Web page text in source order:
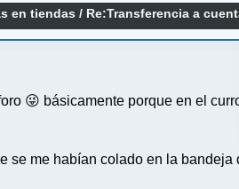
en tiendas / Re:Transferencia a
😜 básicamente porque en el
se me habían colado en la